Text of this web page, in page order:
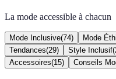
La mode accessible à chacun
Mode Inclusive(74) Mode
Tendances(29) Style Inclusif(
Accessoires(15) Conseils